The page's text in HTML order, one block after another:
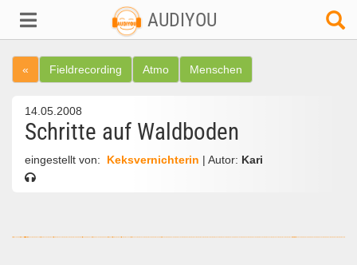
AUDIYOU
« Fieldrecording Atmo Menschen
14.05.2008
Schritte auf Waldboden
eingestellt von: Keksvernichterin | Autor: Kari